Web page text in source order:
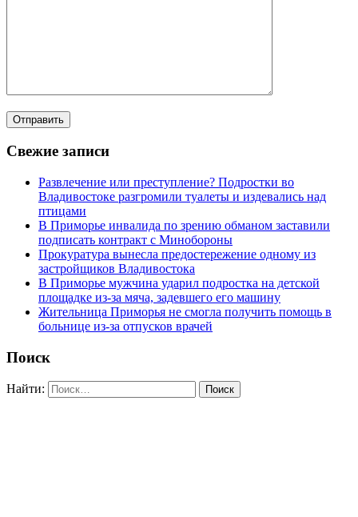
Свежие записи
Развлечение или преступление? Подростки во
Владивостоке разгромили туалеты и издевались над
птицами
В Приморье инвалида по зрению обманом заставили
подписать контракт с Минобороны
Прокуратура вынесла предостережение одному из
застройщиков Владивостока
В Приморье мужчина ударил подростка на детской
площадке из-за мяча, задевшего его машину
Жительница Приморья не смогла получить помощь в
больнице из-за отпусков врачей
Поиск
Найти: